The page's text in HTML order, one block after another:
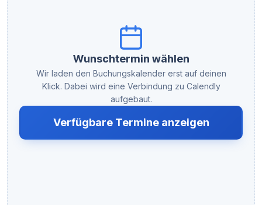
Wunschtermin wählen
Wir laden den Buchungskalender erst auf deinen
Klick. Dabei wird eine Verbindung zu Calendly
aufgebaut.
Verfügbare Termine anzeigen